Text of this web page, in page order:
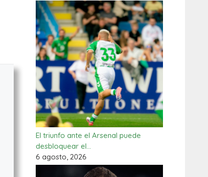
El triunfo ante el Arsenal puede
desbloquear el…
6 agosto, 2026